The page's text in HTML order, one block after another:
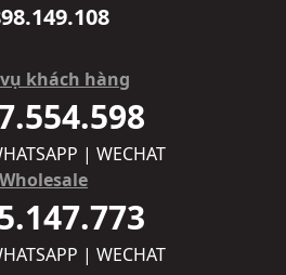
khách hàng
| WECHAT
Wholesale
| WECHAT